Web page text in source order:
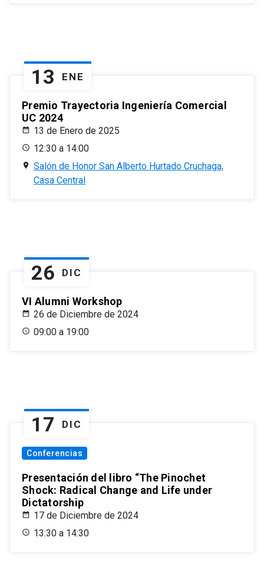
13 ENE
Premio Trayectoria Ingeniería Comercial
UC 2024
13 de Enero de 2025
12:30 a 14:00
Salón de Honor San Alberto Hurtado Cruchaga,
Casa Central
26 DIC
VI Alumni Workshop
26 de Diciembre de 2024
09:00 a 19:00
17 DIC
Conferencias
Presentación del libro “The Pinochet
Shock: Radical Change and Life under
Dictatorship
17 de Diciembre de 2024
13:30 a 14:30